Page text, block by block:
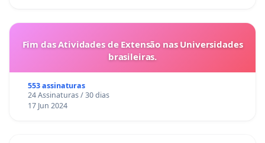
Fim das Atividades de Extensão nas Universidades
brasileiras.
553 assinaturas
24 Assinaturas / 30 dias
17 Jun 2024